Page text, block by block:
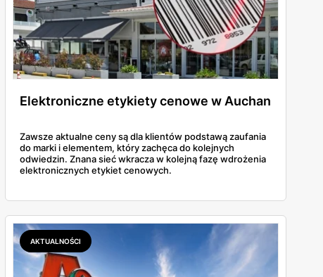
z popularnej platformy zakupowej,
Na portalu aukcyjnym znajdziesz
zapasów w domu dzięki ofercie
Elektroniczne etykiety cenowe w Auchan
Zawsze aktualne ceny są dla klientów podstawą zaufania
do marki i elementem, który zachęca do kolejnych
odwiedzin. Znana sieć wkracza w kolejną fazę wdrożenia
elektronicznych etykiet cenowych.
AKTUALNOŚCI